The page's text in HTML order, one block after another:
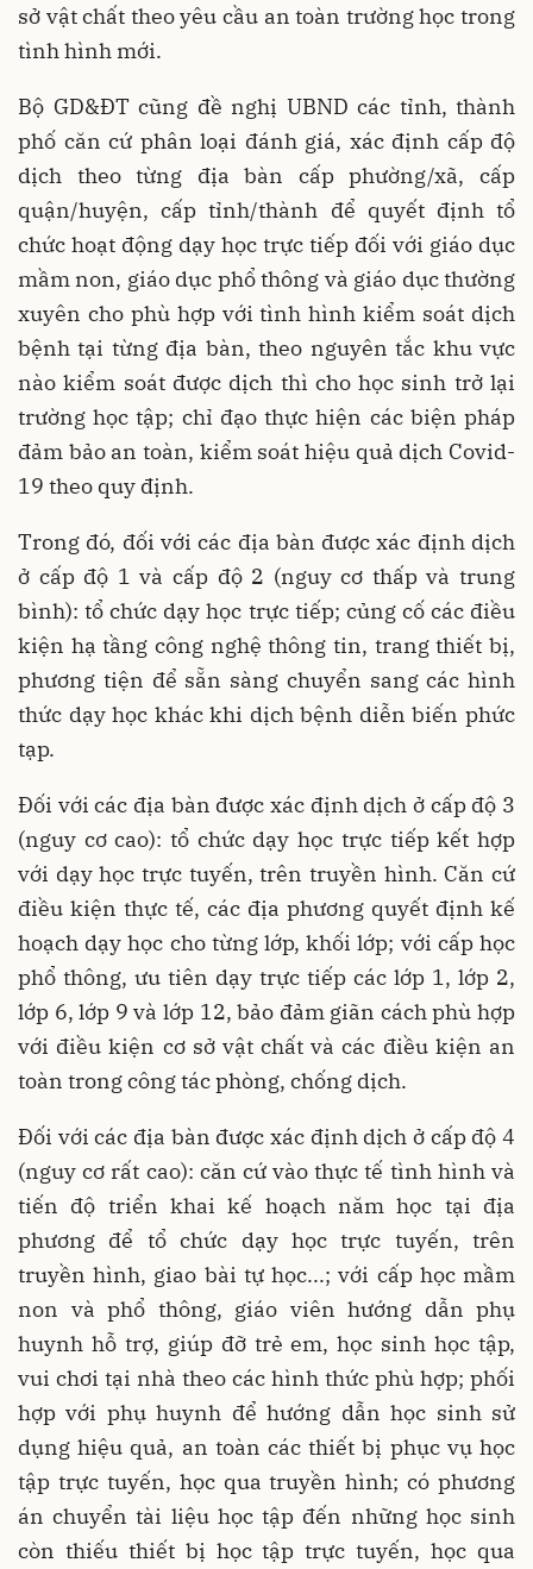
sở vật chất theo yêu cầu an toàn trường học trong
tình hình mới.
Bộ GD&ĐT cũng đề nghị UBND các tỉnh, thành
phố căn cứ phân loại đánh giá, xác định cấp độ
dịch theo từng địa bàn cấp phường/xã, cấp
quận/huyện, cấp tỉnh/thành để quyết định tổ
chức hoạt động dạy học trực tiếp đối với giáo dục
mầm non, giáo dục phổ thông và giáo dục thường
xuyên cho phù hợp với tình hình kiểm soát dịch
bệnh tại từng địa bàn, theo nguyên tắc khu vực
nào kiểm soát được dịch thì cho học sinh trở lại
trường học tập; chỉ đạo thực hiện các biện pháp
đảm bảo an toàn, kiểm soát hiệu quả dịch Covid-
19 theo quy định.
Trong đó, đối với các địa bàn được xác định dịch
ở cấp độ 1 và cấp độ 2 (nguy cơ thấp và trung
bình): tổ chức dạy học trực tiếp; củng cố các điều
kiện hạ tầng công nghệ thông tin, trang thiết bị,
phương tiện để sẵn sàng chuyển sang các hình
thức dạy học khác khi dịch bệnh diễn biến phức
tạp.
Đối với các địa bàn được xác định dịch ở cấp độ 3
(nguy cơ cao): tổ chức dạy học trực tiếp kết hợp
với dạy học trực tuyến, trên truyền hình. Căn cứ
điều kiện thực tế, các địa phương quyết định kế
hoạch dạy học cho từng lớp, khối lớp; với cấp học
phổ thông, ưu tiên dạy trực tiếp các lớp 1, lớp 2,
lớp 6, lớp 9 và lớp 12, bảo đảm giãn cách phù hợp
với điều kiện cơ sở vật chất và các điều kiện an
toàn trong công tác phòng, chống dịch.
Đối với các địa bàn được xác định dịch ở cấp độ 4
(nguy cơ rất cao): căn cứ vào thực tế tình hình và
tiến độ triển khai kế hoạch năm học tại địa
phương để tổ chức dạy học trực tuyến, trên
truyền hình, giao bài tự học...; với cấp học mầm
non và phổ thông, giáo viên hướng dẫn phụ
huynh hỗ trợ, giúp đỡ trẻ em, học sinh học tập,
vui chơi tại nhà theo các hình thức phù hợp; phối
hợp với phụ huynh để hướng dẫn học sinh sử
dụng hiệu quả, an toàn các thiết bị phục vụ học
tập trực tuyến, học qua truyền hình; có phương
án chuyển tài liệu học tập đến những học sinh
còn thiếu thiết bị học tập trực tuyến, học qua